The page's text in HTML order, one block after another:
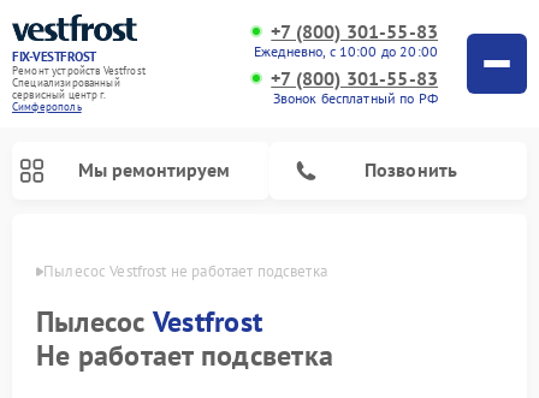
FIX-VESTFROST
Ремонт устройств Vestfrost
Специализированный
cервисный центр г.
Симферополь
+7 (800) 301-55-83
Ежедневно, с 10:00 до 20:00
+7 (800) 301-55-83
Звонок бесплатный по РФ
Мы ремонтируем Позвонить
Пылесос Vestfrost не работает подсветка
Пылесос Vestfrost
Не работает подсветка